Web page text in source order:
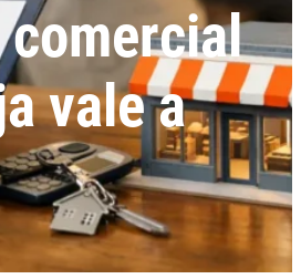
comercial
vale a